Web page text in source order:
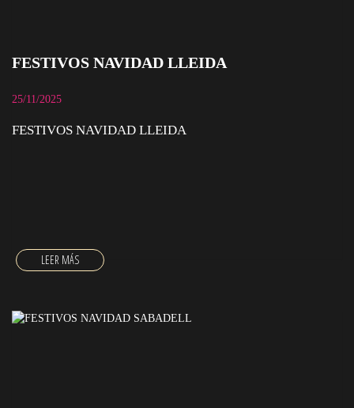
FESTIVOS NAVIDAD LLEIDA
25/11/2025
FESTIVOS NAVIDAD LLEIDA